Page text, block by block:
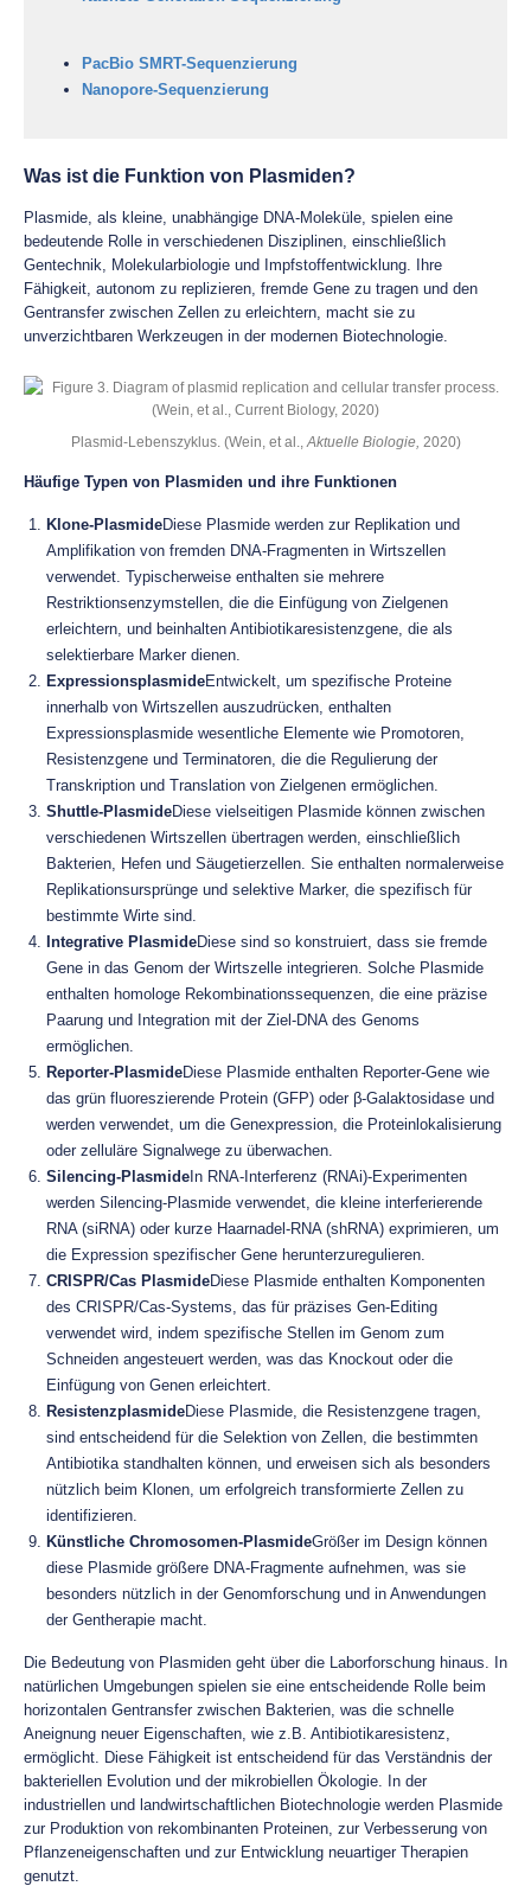
PacBio SMRT-Sequenzierung
Nanopore-Sequenzierung
Was ist die Funktion von Plasmiden?
Plasmide, als kleine, unabhängige DNA-Moleküle, spielen eine
bedeutende Rolle in verschiedenen Disziplinen, einschließlich
Gentechnik, Molekularbiologie und Impfstoffentwicklung. Ihre
Fähigkeit, autonom zu replizieren, fremde Gene zu tragen und den
Gentransfer zwischen Zellen zu erleichtern, macht sie zu
unverzichtbaren Werkzeugen in der modernen Biotechnologie.
Plasmid-Lebenszyklus. (Wein, et al., Aktuelle Biologie, 2020)
Häufige Typen von Plasmiden und ihre Funktionen
Klone-PlasmideDiese Plasmide werden zur Replikation und
Amplifikation von fremden DNA-Fragmenten in Wirtszellen
verwendet. Typischerweise enthalten sie mehrere
Restriktionsenzymstellen, die die Einfügung von Zielgenen
erleichtern, und beinhalten Antibiotikaresistenzgene, die als
selektierbare Marker dienen.
ExpressionsplasmideEntwickelt, um spezifische Proteine
innerhalb von Wirtszellen auszudrücken, enthalten
Expressionsplasmide wesentliche Elemente wie Promotoren,
Resistenzgene und Terminatoren, die die Regulierung der
Transkription und Translation von Zielgenen ermöglichen.
Shuttle-PlasmideDiese vielseitigen Plasmide können zwischen
verschiedenen Wirtszellen übertragen werden, einschließlich
Bakterien, Hefen und Säugetierzellen. Sie enthalten normalerweise
Replikationsursprünge und selektive Marker, die spezifisch für
bestimmte Wirte sind.
Integrative PlasmideDiese sind so konstruiert, dass sie fremde
Gene in das Genom der Wirtszelle integrieren. Solche Plasmide
enthalten homologe Rekombinationssequenzen, die eine präzise
Paarung und Integration mit der Ziel-DNA des Genoms
ermöglichen.
Reporter-PlasmideDiese Plasmide enthalten Reporter-Gene wie
das grün fluoreszierende Protein (GFP) oder β-Galaktosidase und
werden verwendet, um die Genexpression, die Proteinlokalisierung
oder zelluläre Signalwege zu überwachen.
Silencing-Plasmide In RNA-Interferenz (RNAi)-Experimenten
werden Silencing-Plasmide verwendet, die kleine interferierende
RNA (siRNA) oder kurze Haarnadel-RNA (shRNA) exprimieren, um
die Expression spezifischer Gene herunterzuregulieren.
CRISPR/Cas PlasmideDiese Plasmide enthalten Komponenten
des CRISPR/Cas-Systems, das für präzises Gen-Editing
verwendet wird, indem spezifische Stellen im Genom zum
Schneiden angesteuert werden, was das Knockout oder die
Einfügung von Genen erleichtert.
ResistenzplasmideDiese Plasmide, die Resistenzgene tragen,
sind entscheidend für die Selektion von Zellen, die bestimmten
Antibiotika standhalten können, und erweisen sich als besonders
nützlich beim Klonen, um erfolgreich transformierte Zellen zu
identifizieren.
Künstliche Chromosomen-PlasmideGrößer im Design können
diese Plasmide größere DNA-Fragmente aufnehmen, was sie
besonders nützlich in der Genomforschung und in Anwendungen
der Gentherapie macht.
Die Bedeutung von Plasmiden geht über die Laborforschung hinaus. In
natürlichen Umgebungen spielen sie eine entscheidende Rolle beim
horizontalen Gentransfer zwischen Bakterien, was die schnelle
Aneignung neuer Eigenschaften, wie z.B. Antibiotikaresistenz,
ermöglicht. Diese Fähigkeit ist entscheidend für das Verständnis der
bakteriellen Evolution und der mikrobiellen Ökologie. In der
industriellen und landwirtschaftlichen Biotechnologie werden Plasmide
zur Produktion von rekombinanten Proteinen, zur Verbesserung von
Pflanzeneigenschaften und zur Entwicklung neuartiger Therapien
genutzt.